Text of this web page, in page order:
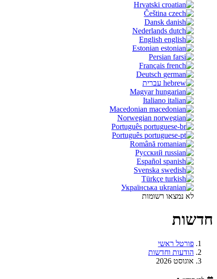
Hrvatski
Čeština
Dansk
Nederlands
English
Estonian
Persian
Français
Deutsch
עברית
Magyar
Italiano
Macedonian
Norwegian
Português
Português
Română
Русский
Español
Svenska
Türkçe
Українська
לא נמצאו רשומות
חדשות
פורטל ראשי
הודעות וחדשות
אוגוסט 2026